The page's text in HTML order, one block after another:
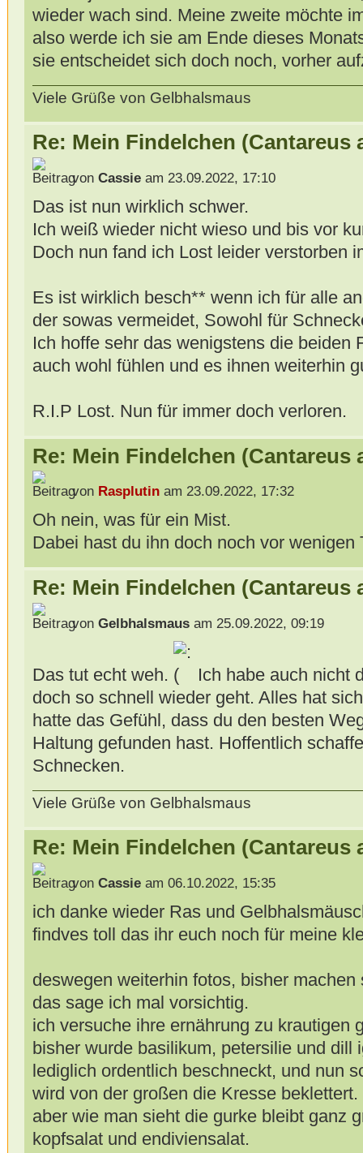
wieder wach sind. Meine zweite möchte
also werde ich sie am Ende dieses
sie entscheidet sich doch noch, vorher
Viele Grüße von Gelbhalsmaus
Re: Mein Findelchen (Cantareus
von Cassieam 23.09.2022, 17:10
Das ist nun wirklich schwer.
Ich weiß wieder nicht wieso und bis vor
Doch nun fand ich Lost leider verstorben
Es ist wirklich besch** wenn ich für alle
der sowas vermeidet, Sowohl für
Ich hoffe sehr das wenigstens die beiden
auch wohl fühlen und es ihnen weiterhin
R.I.P Lost. Nun für immer doch verloren.
Re: Mein Findelchen (Cantareus
von Rasplutinam 23.09.2022, 17:32
Oh nein, was für ein Mist.
Dabei hast du ihn doch noch vor wenigen
Re: Mein Findelchen (Cantareus
von Gelbhalsmausam 25.09.2022, 09:19
Das tut echt weh.
Ich habe auch nicht
doch so schnell wieder geht. Alles hat
hatte das Gefühl, dass du den besten
Haltung gefunden hast. Hoffentlich
Schnecken.
Viele Grüße von Gelbhalsmaus
Re: Mein Findelchen (Cantareus
von Cassieam 06.10.2022, 15:35
ich danke wieder Ras und
findves toll das ihr euch noch für meine
deswegen weiterhin fotos, bisher
das sage ich mal vorsichtig.
ich versuche ihre ernährung zu krautigen
bisher wurde basilikum, petersilie und dill
lediglich ordentlich beschneckt, und nun
wird von der großen die Kresse beklettert.
aber wie man sieht die gurke bleibt ganz
kopfsalat und endiviensalat.